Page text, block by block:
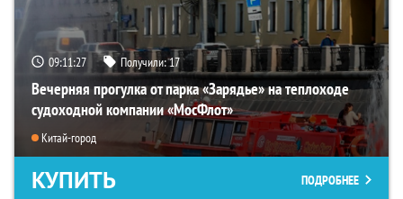
09:11:26 Получили:17
Вечерняя прогулка от парка «Зарядье» на теплоходе
судоходной компании «МосФлот»
Китай-город
КУПИТЬ ПОДРОБНЕЕ